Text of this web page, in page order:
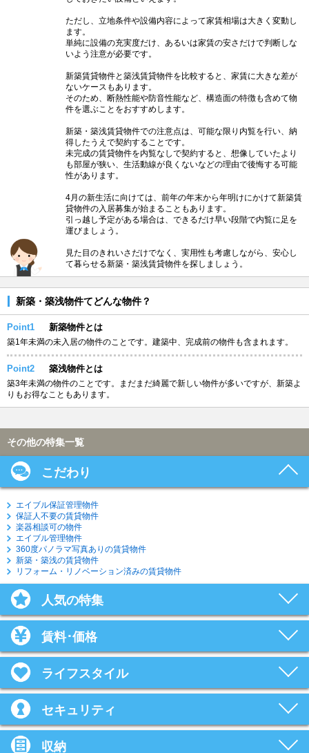
ただし、立地条件や設備内容によって家賃相場は大きく変動し
ます。
単純に設備の充実度だけ、あるいは家賃の安さだけで判断しな
いよう注意が必要です。
新築賃貸物件と築浅賃貸物件を比較すると、家賃に大きな差が
ないケースもあります。
そのため、断熱性能や防音性能など、構造面の特徴も含めて物
件を選ぶことをおすすめします。
新築・築浅賃貸物件での注意点は、可能な限り内覧を行い、納
得したうえで契約することです。
未完成の賃貸物件を内覧なしで契約すると、想像していたより
も部屋が狭い、生活動線が良くないなどの理由で後悔する可能
性があります。
4月の新生活に向けては、前年の年末から年明けにかけて新築賃
貸物件の入居募集が始まることもあります。
引っ越し予定がある場合は、できるだけ早い段階で内覧に足を
運びましょう。
見た目のきれいさだけでなく、実用性も考慮しながら、安心し
て暮らせる新築・築浅賃貸物件を探しましょう。
新築・築浅物件てどんな物件？
Point1 新築物件とは
築1年未満の未入居の物件のことです。建築中、完成前の物件も含まれます。
Point2 築浅物件とは
築3年未満の物件のことです。まだまだ綺麗で新しい物件が多いですが、新築よ
りもお得なこともあります。
その他の特集一覧
こだわり
エイブル保証管理物件
保証人不要の賃貸物件
楽器相談可の物件
エイブル管理物件
360度パノラマ写真ありの賃貸物件
新築・築浅の賃貸物件
リフォーム・リノベーション済みの賃貸物件
人気の特集
賃料･価格
ライフスタイル
セキュリティ
収納